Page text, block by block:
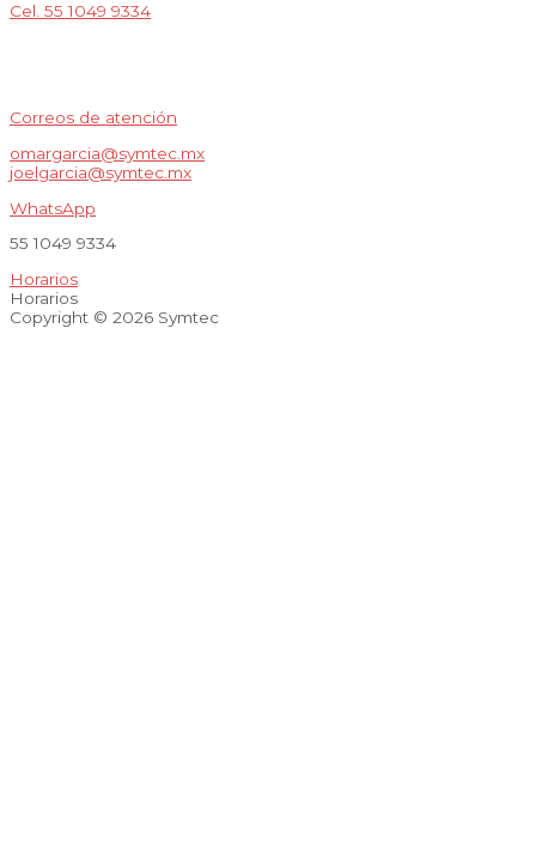
Cel. 55 1049 9334
Correos de atención
omargarcia@symtec.mx
joelgarcia@symtec.mx
WhatsApp
55 1049 9334
Horarios
Horarios
Copyright © 2026 Symtec